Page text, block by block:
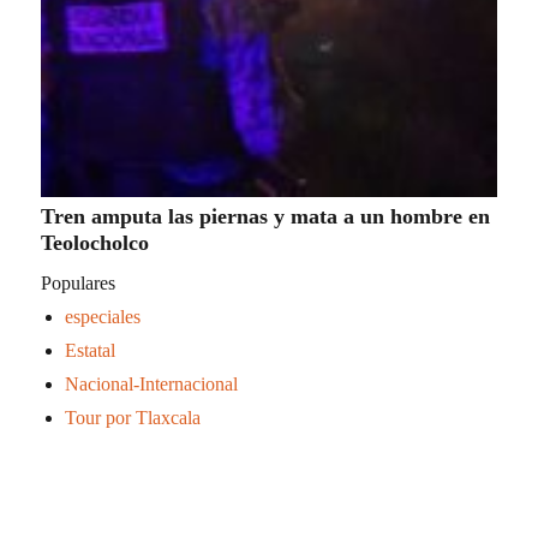
Tren amputa las piernas y mata a un hombre en
Teolocholco
Populares
especiales
Estatal
Nacional-Internacional
Tour por Tlaxcala